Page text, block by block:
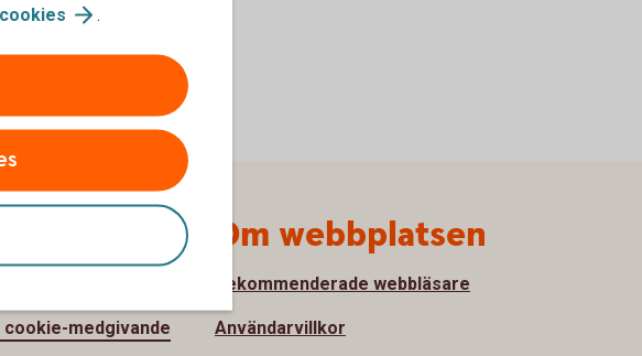
cookies .
och
cookie-medgivande
Om webbplatsen
Rekommenderade webbläsare
Användarvillkor